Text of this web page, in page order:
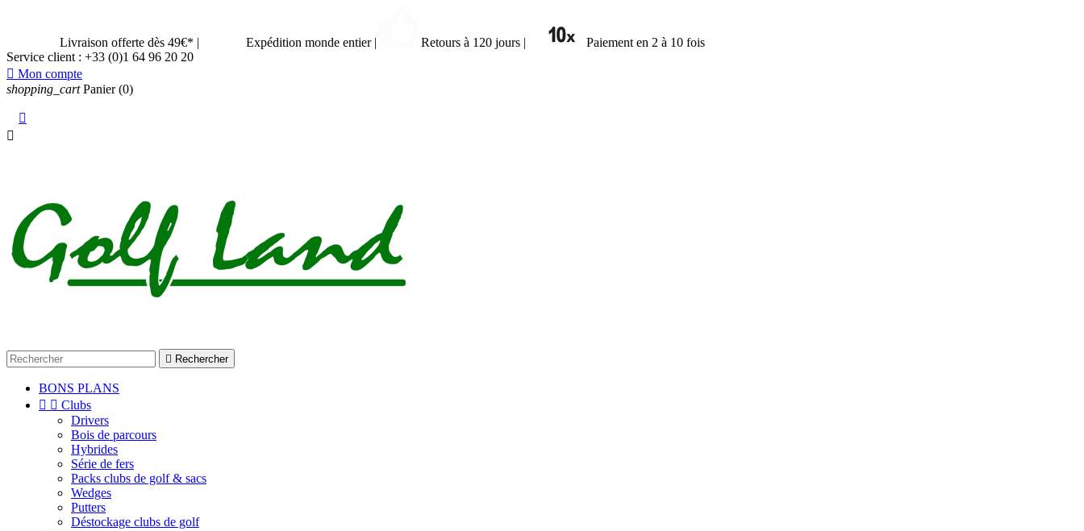
Livraison offerte dès 49€* | Expédition monde entier | Retours à 120 jours |
Paiement en 2 à 10 fois
Service client : +33 (0)1 64 96 20 20
 Mon compte
shopping_cart Panier (0)


 Rechercher
BONS PLANS
  Clubs
Drivers
Bois de parcours
Hybrides
Série de fers
Packs clubs de golf & sacs
Wedges
Putters
Déstockage clubs de golf